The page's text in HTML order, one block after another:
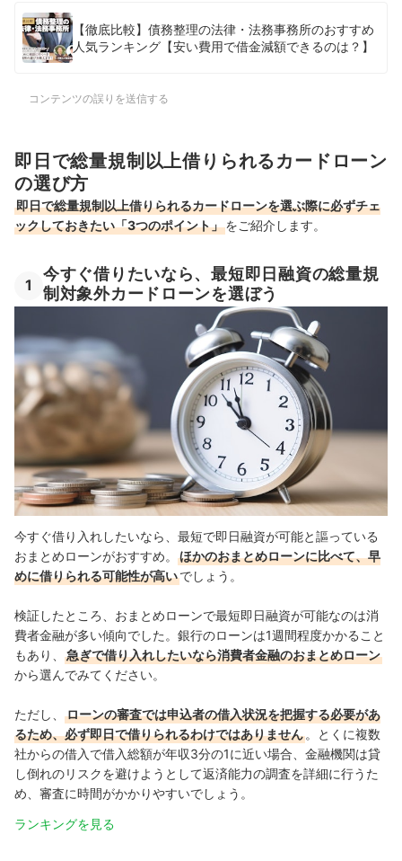
【徹底比較】債務整理の法律・法務事務所のおすすめ
人気ランキング【安い費用で借金減額できるのは？】
コンテンツの誤りを送信する
即日で総量規制以上借りられるカードローン
の選び方
即日で総量規制以上借りられるカードローンを選ぶ際に必ずチェ
ックしておきたい「3つのポイント」をご紹介します。
1
今すぐ借りたいなら、最短即日融資の総量規
制対象外カードローンを選ぼう
今すぐ借り入れしたいなら、最短で即日融資が可能と謳っている
おまとめローンがおすすめ。
ほかのおまとめローンに比べて、早
めに借りられる可能性が高いでしょう。
検証したところ、おまとめローンで最短即日融資が可能なのは消
費者金融が多い傾向でした。銀行のローンは1週間程度かかること
もあり、
急ぎで借り入れしたいなら消費者金融のおまとめローン
から選んでみてください。
ただし、
ローンの審査では申込者の借入状況を把握する必要があ
るため、必ず即日で借りられるわけではありません 。とくに複数
社からの借入で借入総額が年収3分の1に近い場合、金融機関は貸
し倒れのリスクを避けようとして返済能力の調査を詳細に行うた
め、審査に時間がかかりやすいでしょう。
ランキングを見る